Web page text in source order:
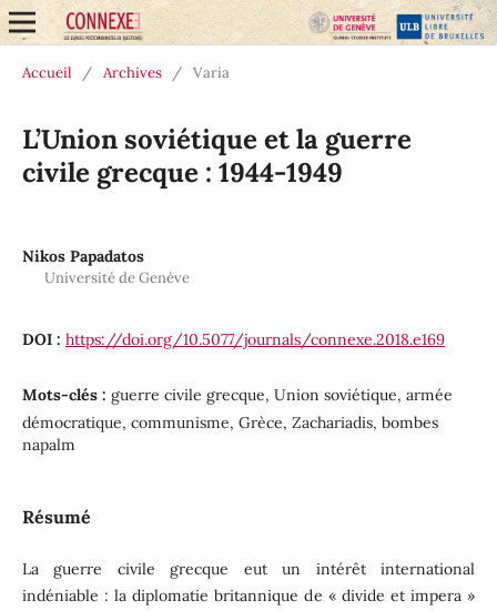
Accueil / Archives / Varia
L’Union soviétique et la guerre
civile grecque : 1944-1949
Nikos Papadatos
Université de Genève
DOI : https://doi.org/10.5077/journals/connexe.2018.e169
Mots-clés : guerre civile grecque, Union soviétique, armée
démocratique, communisme, Grèce, Zachariadis, bombes
napalm
Résumé
La guerre civile grecque eut un intérêt international
indéniable : la diplomatie britannique de « divide et impera »